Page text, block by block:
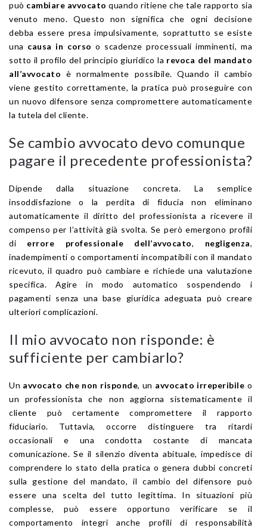
può cambiare avvocato quando ritiene che tale rapporto sia
venuto meno. Questo non significa che ogni decisione
debba essere presa impulsivamente, soprattutto se esiste
una causa in corso o scadenze processuali imminenti, ma
sotto il profilo del principio giuridico la revoca del mandato
all’avvocato è normalmente possibile. Quando il cambio
viene gestito correttamente, la pratica può proseguire con
un nuovo difensore senza compromettere automaticamente
la tutela del cliente.
Se cambio avvocato devo comunque
pagare il precedente professionista?
Dipende dalla situazione concreta. La semplice
insoddisfazione o la perdita di fiducia non eliminano
automaticamente il diritto del professionista a ricevere il
compenso per l’attività già svolta. Se però emergono profili
di errore professionale dell’avvocato, negligenza,
inadempimenti o comportamenti incompatibili con il mandato
ricevuto, il quadro può cambiare e richiede una valutazione
specifica. Agire in modo automatico sospendendo i
pagamenti senza una base giuridica adeguata può creare
ulteriori complicazioni.
Il mio avvocato non risponde: è
sufficiente per cambiarlo?
Un avvocato che non risponde, un avvocato irreperibile o
un professionista che non aggiorna sistematicamente il
cliente può certamente compromettere il rapporto
fiduciario. Tuttavia, occorre distinguere tra ritardi
occasionali e una condotta costante di mancata
comunicazione. Se il silenzio diventa abituale, impedisce di
comprendere lo stato della pratica o genera dubbi concreti
sulla gestione del mandato, il cambio del difensore può
essere una scelta del tutto legittima. In situazioni più
complesse, può essere opportuno verificare se il
comportamento integri anche profili di responsabilità